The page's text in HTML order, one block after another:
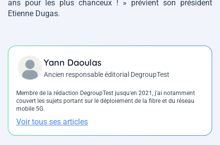
ans pour les plus chanceux ! » prévient son président
Etienne Dugas.
Yann Daoulas
Ancien responsable éditorial DegroupTest
Membre de la rédaction DegroupTest jusqu'en 2021, j'ai notamment
couvert les sujets portant sur le déploiement de la fibre et du réseau
mobile 5G.
Voir tous ses articles